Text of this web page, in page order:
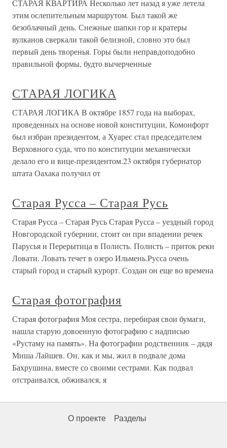
СТАРАЯ КВАРТИРА Несколько лет назад я уже летела
этим ослепительным маршрутом. Был такой же
безоблачный день. Снежные шапки гор и кратеры
вулканов сверкали такой белизной, словно это был
первый день творенья. Горы были неправдоподобно
правильной формы, будто вычерченные
СТАРАЯ ЛОГИКА
СТАРАЯ ЛОГИКА В октябре 1857 года на выборах,
проведенных на основе новой конституции, Комонфорт
был избран президентом, а Хуарес стал председателем
Верховного суда, что по конституции механически
делало его и вице-президентом.23 октября губернатор
штата Оахака получил от
Старая Русса – Старая Русь
Старая Русса – Старая Русь Старая Русса – уездный город
Новгородской губернии, стоит он при впадении речек
Парусья и Перерытица в Полисть. Полисть – приток реки
Ловати. Ловать течет в озеро Ильмень.Русса очень
старый город и старый курорт. Создан он еще во времена
Старая фотография
Старая фотография Моя сестра, перебирая свои бумаги,
нашла старую довоенную фотографию с надписью
«Рустаму на память». На фотографии родственник – дядя
Миша Лайшев. Он, как и мы, жил в подвале дома
Бахрушина, вместе со своими сестрами. Как подвал
отстраивался, обживался, я
О проекте Разделы